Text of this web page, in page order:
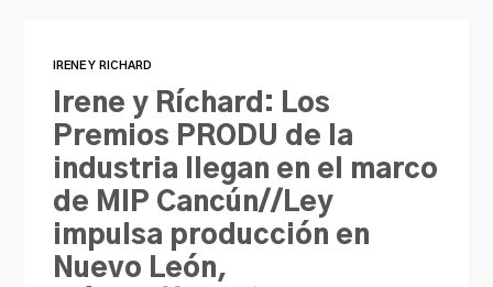
Contacto
PRODU.com
IRENE Y RICHARD
Irene y Ríchard: Los
Premios PRODU de la
industria llegan en el marco
de MIP Cancún//Ley
impulsa producción en
Nuevo León,